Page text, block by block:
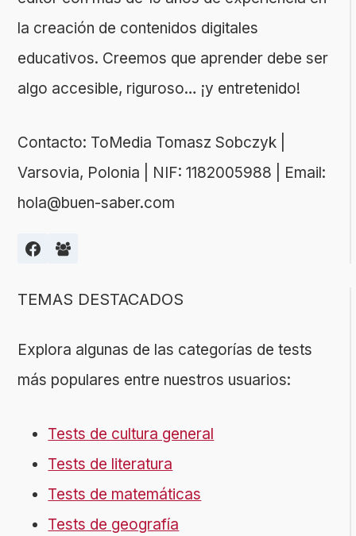
la creación de contenidos digitales
educativos. Creemos que aprender debe ser
algo accesible, riguroso… ¡y entretenido!
Contacto: ToMedia Tomasz Sobczyk |
Varsovia, Polonia | NIF: 1182005988 | Email:
hola@buen-saber.com
TEMAS DESTACADOS
Explora algunas de las categorías de tests
más populares entre nuestros usuarios:
Tests de cultura general
Tests de literatura
Tests de matemáticas
Tests de geografía